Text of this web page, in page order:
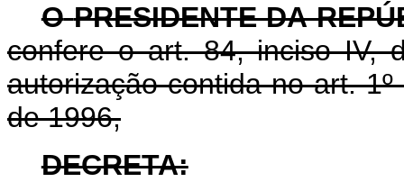
O PRESIDENTE DA
confere o art. 84, inciso IV,
autorização contida no art.
de 1996,
DECRETA: